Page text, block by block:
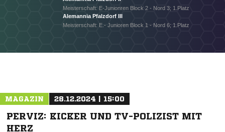
Meisterschaft: E-Junionren Block 2 - Nord 3; 1.Platz
Alemannia Pfalzdorf III
Meisterschaft: E.- Junioren Block 1 - Nord 6; 1.Platz
MAGAZIN 28.12.2024 | 15:00
PERVIZ: KICKER UND TV-POLIZIST MIT
HERZ